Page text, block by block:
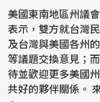
美國東南地區州議
表示，雙方就台灣
及台灣與美國各州
等議題交換意見；
待並歡迎更多美國
共好的夥伴關係。 來自美國阿拉巴馬州、喬治亞州、肯